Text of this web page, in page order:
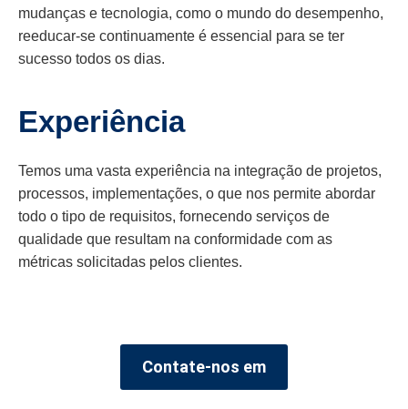
mudanças e tecnologia, como o mundo do desempenho,
reeducar-se continuamente é essencial para se ter
sucesso todos os dias.
Experiência
Temos uma vasta experiência na integração de projetos,
processos, implementações, o que nos permite abordar
todo o tipo de requisitos, fornecendo serviços de
qualidade que resultam na conformidade com as
métricas solicitadas pelos clientes.
Contate-nos em